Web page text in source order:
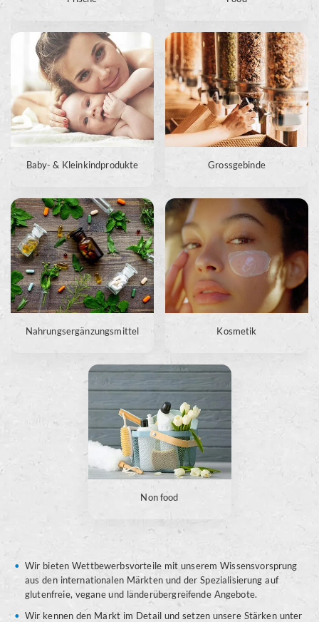
Baby- & Kleinkindprodukte Grossgebinde
Nahrungsergänzungsmittel Kosmetik
Non food
Wir bieten Wettbewerbsvorteile mit unserem Wissensvorsprung
aus den internationalen Märkten und der Spezialisierung auf
glutenfreie, vegane und länderübergreifende Angebote.
Wir kennen den Markt im Detail und setzen unsere Stärken unter